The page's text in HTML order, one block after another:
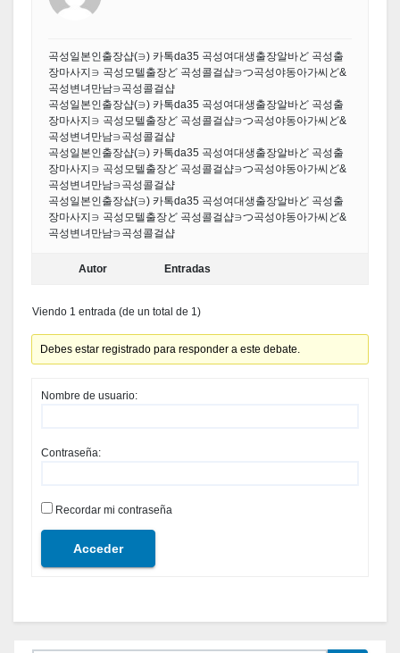
곡성일본인출장샵(∋) 카톡da35 곡성여대생출장알바ど 곡성출
장마사지∋ 곡성모텔출장ど 곡성콜걸샵∋つ곡성야동아가씨ど&
곡성변녀만남∋곡성콜걸샵
곡성일본인출장샵(∋) 카톡da35 곡성여대생출장알바ど 곡성출
장마사지∋ 곡성모텔출장ど 곡성콜걸샵∋つ곡성야동아가씨ど&
곡성변녀만남∋곡성콜걸샵
곡성일본인출장샵(∋) 카톡da35 곡성여대생출장알바ど 곡성출
장마사지∋ 곡성모텔출장ど 곡성콜걸샵∋つ곡성야동아가씨ど&
곡성변녀만남∋곡성콜걸샵
곡성일본인출장샵(∋) 카톡da35 곡성여대생출장알바ど 곡성출
장마사지∋ 곡성모텔출장ど 곡성콜걸샵∋つ곡성야동아가씨ど&
곡성변녀만남∋곡성콜걸샵
Autor Entradas
Viendo 1 entrada (de un total de 1)
Debes estar registrado para responder a este debate.
Nombre de usuario:
Contraseña:
Recordar mi contraseña
Acceder